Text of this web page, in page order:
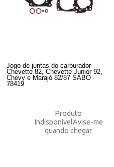
Jogo de juntas do carburador
Chevette 82, Chevette Junior 92,
Chevy e Marajó 82/87 SABÓ
78419
Produto
IndisponívelAvise-me
quando chegar